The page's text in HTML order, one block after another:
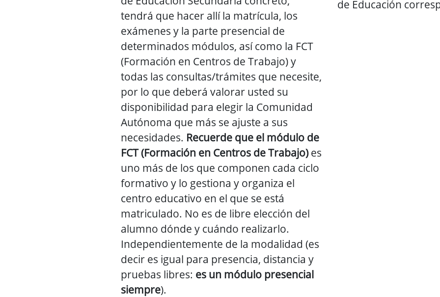
tendrá que hacer allí la matrícula, los
exámenes y la parte presencial de
determinados módulos, así como la FCT
(Formación en Centros de Trabajo) y
todas las consultas/trámites que necesite,
por lo que deberá valorar usted su
disponibilidad para elegir la Comunidad
Autónoma que más se ajuste a sus
necesidades. Recuerde que el módulo de
FCT (Formación en Centros de Trabajo)es
uno más de los que componen cada ciclo
formativo y lo gestiona y organiza el
centro educativo en el que se está
matriculado. No es de libre elección del
alumno dónde y cuándo realizarlo.
Independientemente de la modalidad (es
decir es igual para presencia, distancia y
pruebas libres: es un módulo presencial
siempre).
de Educación